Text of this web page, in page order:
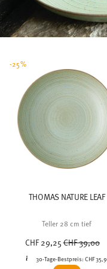
THOMAS NATURE LEAF
Teller 28 cm tief
CHF 29,25Price
CHF 39,00
30-Tage-Bestpreis:CHF
-25%